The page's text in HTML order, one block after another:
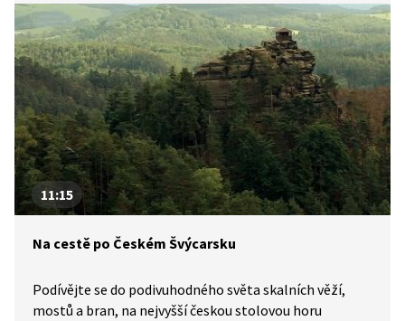
vyhlídku mine málokterý návštěvník. Jako na dlani z ní
před sebou máte zříceninu hradu Trosky
a Hruboskalské kamenné město i se zámkem, který
býval sídlem majitelů zdejšího panství.
11:15
Na cestě po Českém Švýcarsku
Podívějte se do podivuhodného světa skalních věží,
mostů a bran, na nejvyšší českou stolovou horu